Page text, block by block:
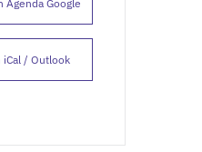
Agenda Google
iCal / Outlook